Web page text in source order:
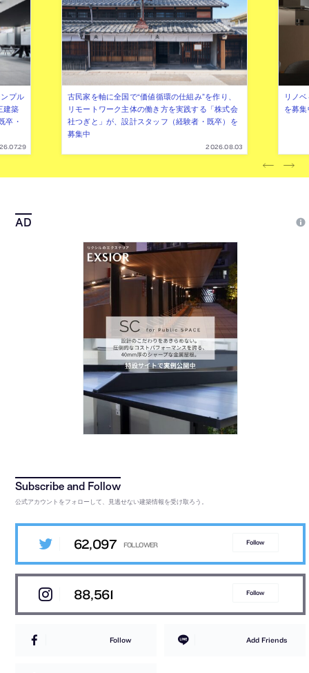
プル
建築
卒・
古民家を軸に全国で“価値循環の仕組み”を作り、
リモートワーク主体の働き方を実践する「株式会
社つぎと」が、設計スタッフ（経験者・既卒）を
募集中
2026.08.03
リノ
を募
公式アカウントをフォローして、見逃せない建築情報を受け取ろう。
62,097 Follow
88,561 Follow
Follow Add Friends